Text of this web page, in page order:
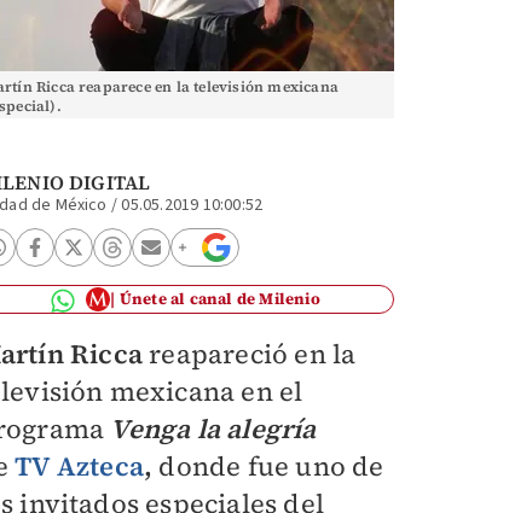
Ricca reaparece en la televisión mexicana
DIGITAL
de México /05.05.2019 10:00:52
Únete al canal de Milenio
Riccareapareció en la
mexicana en el
Venga la alegría
TV Azteca, donde fue uno de
invitados especiales del